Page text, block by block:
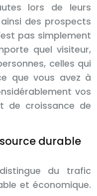
lors de leurs
des prospects
pas simplement
quel visiteur,
celles qui
que vous avez à
vos
de croissance de
durable
du trafic
et économique.